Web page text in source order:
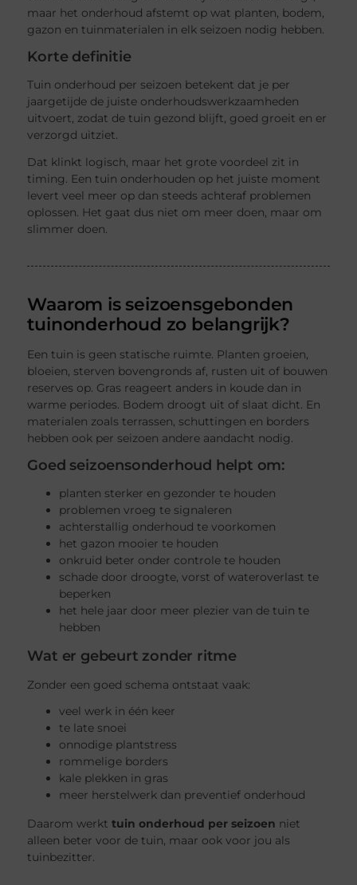
maar het onderhoud afstemt op wat planten, bodem,
gazon en tuinmaterialen in elk seizoen nodig hebben.
Korte definitie
Tuin onderhoud per seizoen betekent dat je per
jaargetijde de juiste onderhoudswerkzaamheden
uitvoert, zodat de tuin gezond blijft, goed groeit en er
verzorgd uitziet.
Dat klinkt logisch, maar het grote voordeel zit in
timing. Een tuin onderhouden op het juiste moment
levert veel meer op dan steeds achteraf problemen
oplossen. Het gaat dus niet om meer doen, maar om
slimmer doen.
Waarom is seizoensgebonden
tuinonderhoud zo belangrijk?
Een tuin is geen statische ruimte. Planten groeien,
bloeien, sterven bovengronds af, rusten uit of bouwen
reserves op. Gras reageert anders in koude dan in
warme periodes. Bodem droogt uit of slaat dicht. En
materialen zoals terrassen, schuttingen en borders
hebben ook per seizoen andere aandacht nodig.
Goed seizoensonderhoud helpt om:
planten sterker en gezonder te houden
problemen vroeg te signaleren
achterstallig onderhoud te voorkomen
het gazon mooier te houden
onkruid beter onder controle te houden
schade door droogte, vorst of wateroverlast te
beperken
het hele jaar door meer plezier van de tuin te
hebben
Wat er gebeurt zonder ritme
Zonder een goed schema ontstaat vaak:
veel werk in één keer
te late snoei
onnodige plantstress
rommelige borders
kale plekken in gras
meer herstelwerk dan preventief onderhoud
Daarom werkttuin onderhoud per seizoen niet
alleen beter voor de tuin, maar ook voor jou als
tuinbezitter.